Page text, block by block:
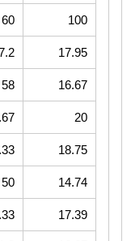
60 100
17.95
58 16.67
20
18.75
50 14.74
17.39